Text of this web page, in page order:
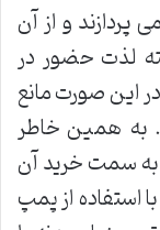
و از آن
لذت حضور در
این صورت مانع
به همین خاطر
به سمت خرید آن
استفاده از پمپ